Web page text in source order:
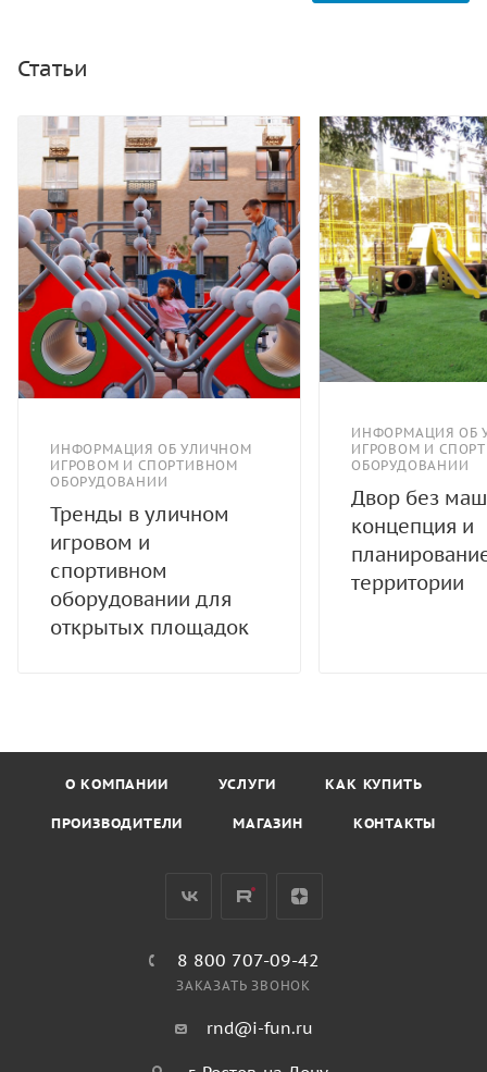
Статьи
ИНФОРМАЦИЯ ОБ УЛИЧНОМ
ИГРОВОМ И СПОРТИВНОМ
ОБОРУДОВАНИИ
Тренды в уличном
игровом и
спортивном
оборудовании для
открытых площадок
ИНФОРМАЦИЯ ОБ
ИГРОВОМ И
ОБОРУДОВАНИИ
Двор без
концепция и
территории
О КОМПАНИИ УСЛУГИ КАК КУПИТЬ
ПРОИЗВОДИТЕЛИ МАГАЗИН КОНТАКТЫ
8 800 707-09-42
ЗАКАЗАТЬ ЗВОНОК
rnd@i-fun.ru